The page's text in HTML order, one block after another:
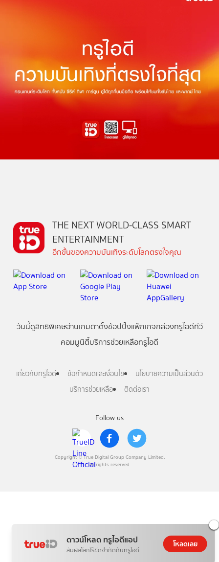
ดาวน์โหลด ทรูไอดีแอป
สัมผัสโลกไร้ขีดจำกัดกับทรูไอดี
โหลดเลย
Follow us
Copyright © True Digital Group Company Limited.
All rights reserved
THE NEXT WORLD-CLASS SMART
ENTERTAINMENT
อีกขั้นของความบันเทิงระดับโลกตรงใจคุณ
วันนี้ดูสิทธิพิเศษอ่านเกมตาตั้งช้อปปิ้งแพ็กเกจกล่องทรูไอดีทีวี
คอมมูนิตี้บริการช่วยเหลือทรูไอดี
เกี่ยวกับทรูไอดี ข้อกำหนดและเงื่อนไข
นโยบายความเป็นส่วนตัว
บริการช่วยเหลือ
ติดต่อเรา